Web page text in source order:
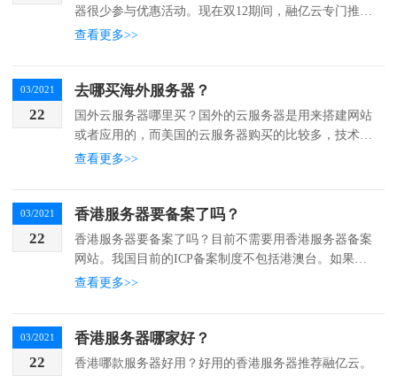
器很少参与优惠活动。现在双12期间，融亿云专门推出
了爆款5，香港cn2线上的云服务器，以及促销价格1900
查看更多>>
03/2021
22
去哪买海外服务器？
国外云服务器哪里买？国外的云服务器是用来搭建网站
或者应用的，而美国的云服务器购买的比较多，技术发
达成熟，资源丰富。国内很多服务商也提供美国云服务
国云服...
查看更多>>
03/2021
22
香港服务器要备案了吗？
香港服务器要备案了吗？目前不需要用香港服务器备案
网站。我国目前的ICP备案制度不包括港澳台。如果主
办单位位于港澳台地区，则无需申请备案。除香港、澳
机还是...
查看更多>>
03/2021
22
香港服务器哪家好？
香港哪款服务器好用？好用的香港服务器推荐融亿云。